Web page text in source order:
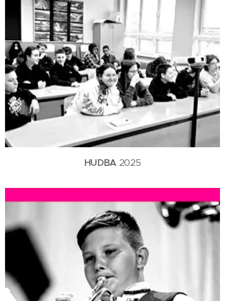
HUDBA 2025